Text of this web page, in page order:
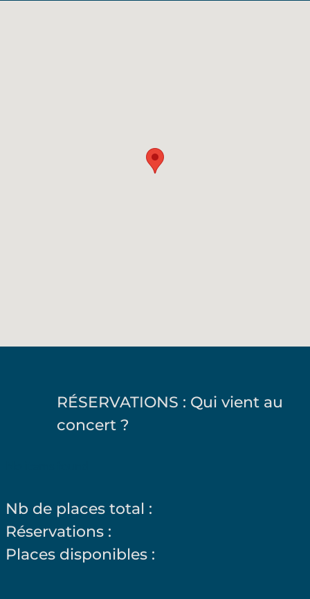
RÉSERVATIONS : Qui vient au
concert ?
Nb de places total :
Réservations :
Places disponibles :